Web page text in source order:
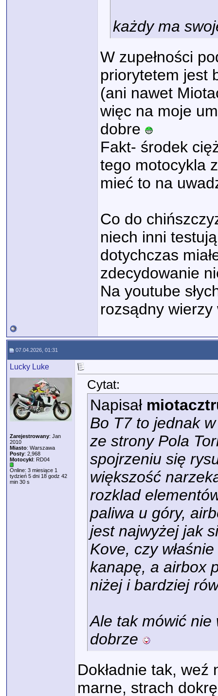
każdy ma
W zupełności
priorytetem jest
(ani nawet
więc na moje
dobre
Fakt- środek
tego motocykla
mieć to na
Co do
niech inni
dotychczas
zdecydowanie
Na youtube
rozsądny
07.04.2026, 01:31
Lucky Luke
Zarejestrowany: Jan
2010
Miasto: Warszawa
Posty: 2,968
Motocykl: RD04
Online: 3 miesiące 1
tydzień 5 dni 18 godz 42
min 30 s
Cytat:
Napisał
Bo T7 to jednak
ze strony Pola
spojrzeniu się
większość
rozklad
paliwa u góry,
jest najwyżej jak
Kove, czy
kanapę, a airbox
niżej i bardziej
Ale tak mówić
dobrze
Dokładnie tak, weź
marne, strach